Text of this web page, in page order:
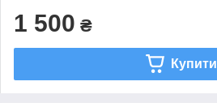
1 500 ₴
Купити